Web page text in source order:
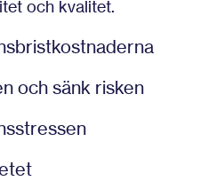
och kvalitet.
och sänk risken